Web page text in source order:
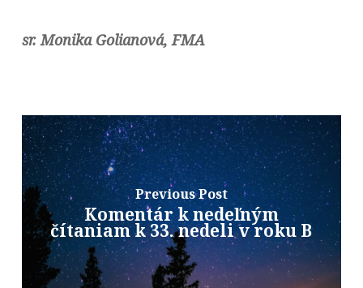
sr. Monika Golianová, FMA
Previous Post
Komentár k nedeľným
čítaniam k 33. nedeli v roku B